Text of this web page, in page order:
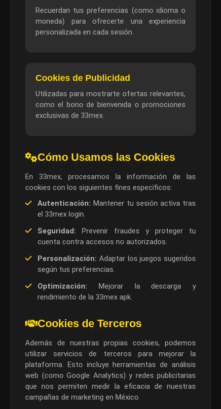
Recuerdan tus preferencias (como idioma o
moneda) para ofrecerte una experiencia
personalizada en cada sesión.
Cookies de Publicidad
Utilizadas para mostrarte ofertas relevantes,
como el bono de bienvenida o promociones
exclusivas de 33mex.
Cómo Usamos las Cookies
En 33mex, procesamos la información de las
cookies con los siguientes fines específicos:
Autenticación: Mantener tu sesión activa tras
el 33mex login.
Seguridad: Prevenir fraudes y proteger tu
cuenta contra accesos no autorizados.
Personalización: Adaptar los juegos sugeridos
según tus preferencias.
Optimización: Mejorar la descarga y
rendimiento de la 33mex apk.
Cookies de Terceros
Además de nuestras propias cookies, podemos
utilizar servicios de terceros para mejorar la
plataforma. Esto incluye herramientas de análisis
web (como Google Analytics) y redes publicitarias
que nos permiten medir la eficacia de nuestras
campañas de marketing en México.